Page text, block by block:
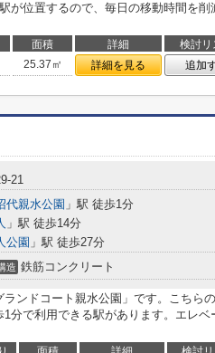
が位置するので、毎日の移動時間を削
面積 詳細
検討リ
25.37㎡ 詳細を見る 追加
21
代親水公園 」駅 徒歩1分
」駅 徒歩14分
公園 」駅 徒歩27分
造 鉄筋コンクリート
ンドコート親水公園」です。こちら
分で利用できる駅があります。エレベ